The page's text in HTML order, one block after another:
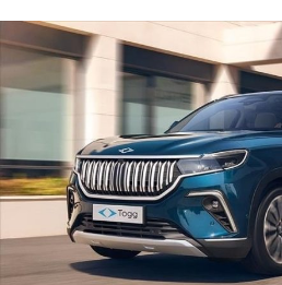
MAGAZİN
EĞİTİM